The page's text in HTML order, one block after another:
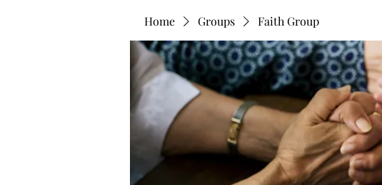
Home Groups Faith Group